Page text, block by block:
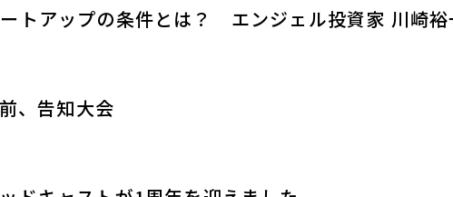
トアップの条件とは？ エンジェル投資家 川崎裕
、告知大会